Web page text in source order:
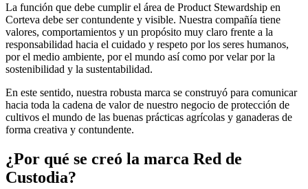
La función que debe cumplir el área de Product Stewardship en
Corteva debe ser contundente y visible. Nuestra compañía tiene
valores, comportamientos y un propósito muy claro frente a la
responsabilidad hacia el cuidado y respeto por los seres humanos,
por el medio ambiente, por el mundo así como por velar por la
sostenibilidad y la sustentabilidad.
En este sentido, nuestra robusta marca se construyó para comunicar
hacia toda la cadena de valor de nuestro negocio de protección de
cultivos el mundo de las buenas prácticas agrícolas y ganaderas de
forma creativa y contundente.
¿Por qué se creó la marca Red de
Custodia?